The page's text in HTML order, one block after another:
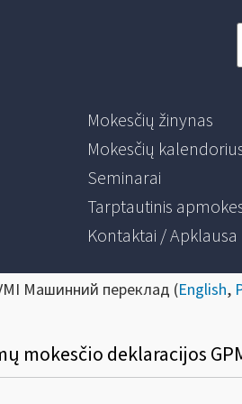
Mokesčių žinynas
Mokesčių
Seminarai
Tarptautinis
Kontaktai / Apklausa
Машинний переклад (English,